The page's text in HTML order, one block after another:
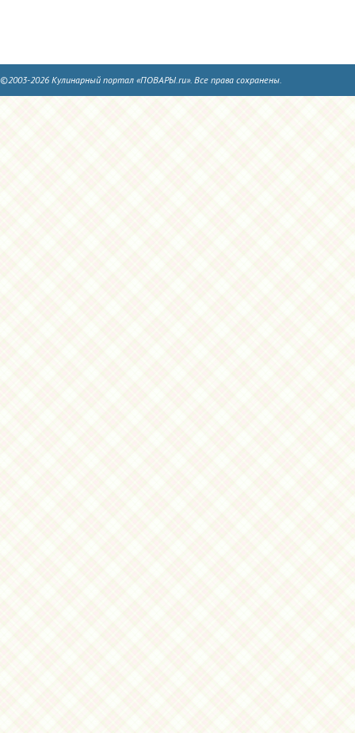
©2003-2026 Кулинарный портал «ПОВАРЫ.ru». Все права сохранены.